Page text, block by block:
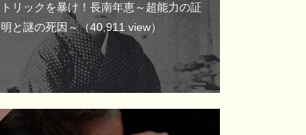
トリックを暴け！長南年恵～超能力の証
明と謎の死因～（40,911 view）